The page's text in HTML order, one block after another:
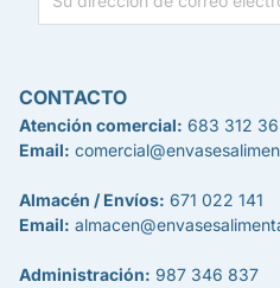
CONTACTO
Atención comercial: 683 312
Email:
Almacén / Envíos: 671 022 141
Email:
Administración: 987 346 837